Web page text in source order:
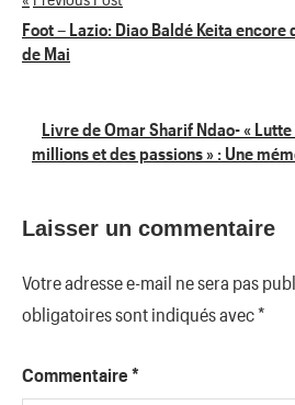
Navigation
de
Foot – Lazio: Diao Baldé Keita
de Mai
Livre de Omar Sharif Ndao- «
millions et des passions » : Une
Laisser un commentaire
Votre adresse e-mail ne sera pas
obligatoires sont indiqués avec*
Commentaire *